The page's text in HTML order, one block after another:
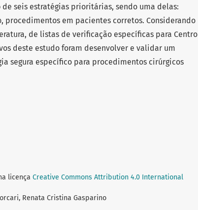
seis estratégias prioritárias, sendo uma delas:
procedimentos em pacientes corretos. Considerando
de listas de verificação específicas para Centro
deste estudo foram desenvolver e validar um
segura específico para procedimentos cirúrgicos
licença Creative Commons Attribution 4.0 International
Renata Cristina Gasparino